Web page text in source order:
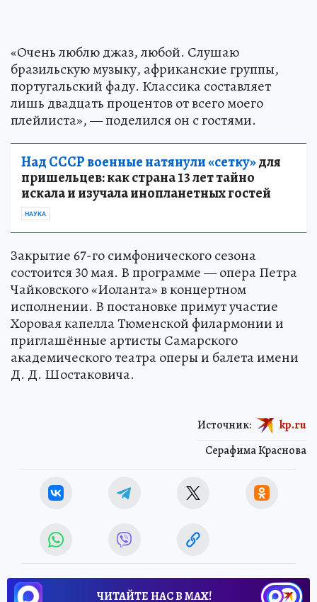
«Очень люблю джаз, любой. Слушаю
бразильскую музыку, африканские группы,
португальский фаду. Классика составляет
лишь двадцать процентов от всего моего
плейлиста», — поделился он с гостями.
Над СССР военные натянули «сетку»для
пришельцев: как страна 13 лет тайно
искала и изучала инопланетных гостей
НАУКА
Закрытие 67-го симфонического сезона
состоится 30 мая. В программе — опера Петра
Чайковского «Иоланта» в концертном
исполнении. В постановке примут участие
Хоровая капелла Тюменской филармонии и
приглашённые артисты Самарского
академического театра оперы и балета имени
Д. Д. Шостаковича.
Серафима Краснова
Источник: kp.ru
ЧИТАЙТЕ НАС В МАХ!